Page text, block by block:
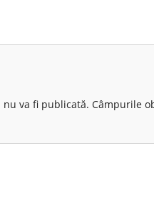
nu va fi publicată. Câmpurile